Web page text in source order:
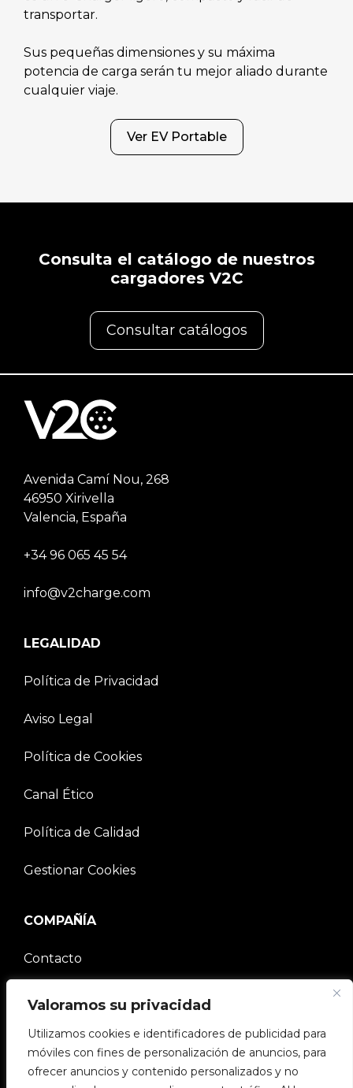
Valoramos su privacidad
Utilizamos cookies e identificadores de publicidad para
móviles con fines de personalización de anuncios, para
ofrecer anuncios y contenido personalizados y no
transportar.
Sus pequeñas dimensiones y su máxima
potencia de carga serán tu mejor aliado durante
cualquier viaje.
Ver EV Portable
Consulta el catálogo de nuestros
cargadores V2C
Consultar catálogos
Avenida Camí Nou, 268
46950 Xirivella
Valencia, España
+34 96 065 45 54
info@v2charge.com
LEGALIDAD
Política de Privacidad
Aviso Legal
Política de Cookies
Canal Ético
Política de Calidad
Gestionar Cookies
COMPAÑÍA
Contacto
Comunidad V2C
Trabaja con nosotros
e-Chargers